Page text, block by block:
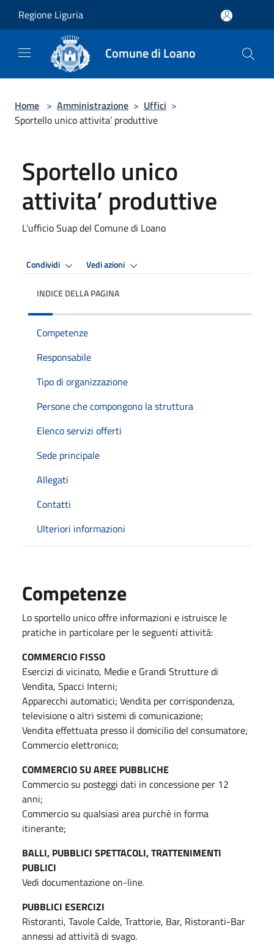
Regione Liguria
Comune di Loano
Home > Amministrazione > Uffici >
Sportello unico attivita’ produttive
Sportello unico
attivita’ produttive
L'ufficio Suap del Comune di Loano
Condividi Vedi azioni
INDICE DELLA PAGINA
Competenze
Responsabile
Tipo di organizzazione
Persone che compongono la struttura
Elenco servizi offerti
Sede principale
Allegati
Contatti
Ulteriori informazioni
Competenze
Lo sportello unico offre informazioni e istruisce le
pratiche in particolare per le seguenti attività:
COMMERCIO FISSO
Esercizi di vicinato, Medie e Grandi Strutture di
Vendita, Spacci Interni;
Apparecchi automatici; Vendita per corrispondenza,
televisione o altri sistemi di comunicazione;
Vendita effettuata presso il domicilio del consumatore;
Commercio elettronico;
COMMERCIO SU AREE PUBBLICHE
Commercio su posteggi dati in concessione per 12
anni;
Commercio su qualsiasi area purchè in forma
itinerante;
BALLI, PUBBLICI SPETTACOLI, TRATTENIMENTI
PUBLICI
Vedi documentazione on-line.
PUBBLICI ESERCIZI
Ristoranti, Tavole Calde, Trattorie, Bar, Ristoranti-Bar
annessi ad attività di svago.